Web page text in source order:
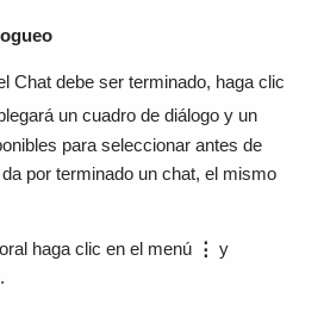
Chat debe ser terminado, haga clic
un cuadro de diálogo y un
para seleccionar antes de
por terminado un chat, el mismo
haga clic en el menú ⋮
y
.